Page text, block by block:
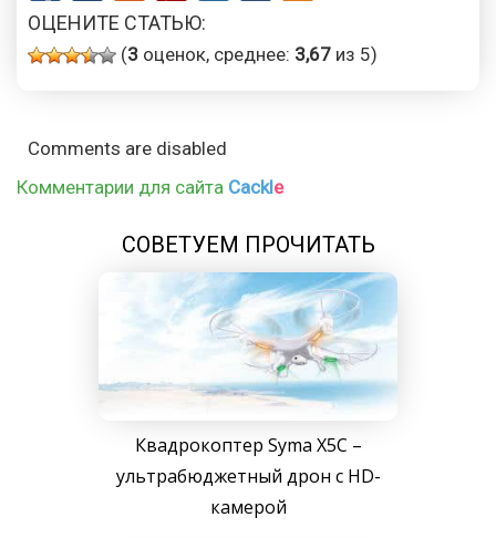
ОЦЕНИТЕ СТАТЬЮ:
(3 оценок, среднее: 3,67 из 5)
Comments are disabled
Комментарии для сайта Cackle
СОВЕТУЕМ ПРОЧИТАТЬ
Квадрокоптер Syma X5C –
ультрабюджетный дрон с HD-
камерой